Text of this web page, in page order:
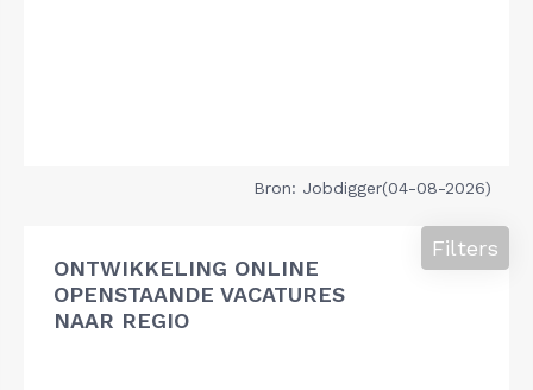
Bron: Jobdigger(04-08-2026)
ONTWIKKELING ONLINE
OPENSTAANDE VACATURES
NAAR REGIO
Filters